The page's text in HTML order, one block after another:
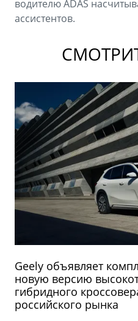
водителю ADAS
ассистентов.
Geely объявляет
новую версию
гибридного
российского рынка